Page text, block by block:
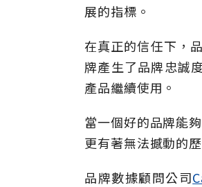
展的指標。
在真正的信任下，
牌產生了品牌忠誠
產品繼續使用。
當一個好的品牌能
更有著無法撼動的
品牌數據顧問公司